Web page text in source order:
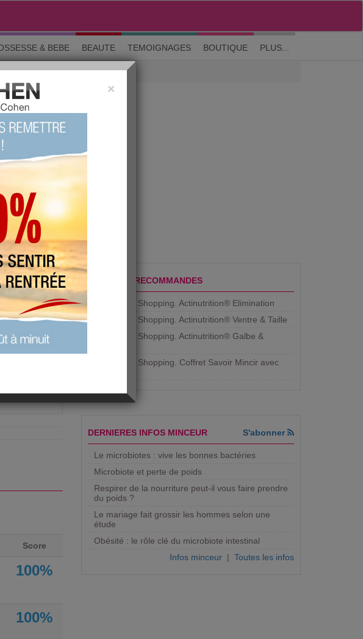
M'inscrire| Me connecter| ? Visite guidée
& BEBE BEAUTE TEMOIGNAGES BOUTIQUE PLUS...
!(fait 16349
1 sur 10
Score
100%
100%
PRODUITS RECOMMANDES
Aujourdhui Shopping. Actinutrition® Elimination
Aujourdhui Shopping. Actinutrition® Ventre & Taille
Aujourdhui Shopping. Actinutrition® Galbe &
Aujourdhui Shopping. ​Coffret Savoir Mincir avec
DERNIERES INFOS MINCEUR S'abonner
Le microbiotes : vive les bonnes bactéries
Microbiote et perte de poids
Respirer de la nourriture peut-il vous faire prendre
du poids ?
Le mariage fait grossir les hommes selon une
étude
Obésité : le rôle clé du microbiote intestinal
Infos minceur | Toutes les infos
×